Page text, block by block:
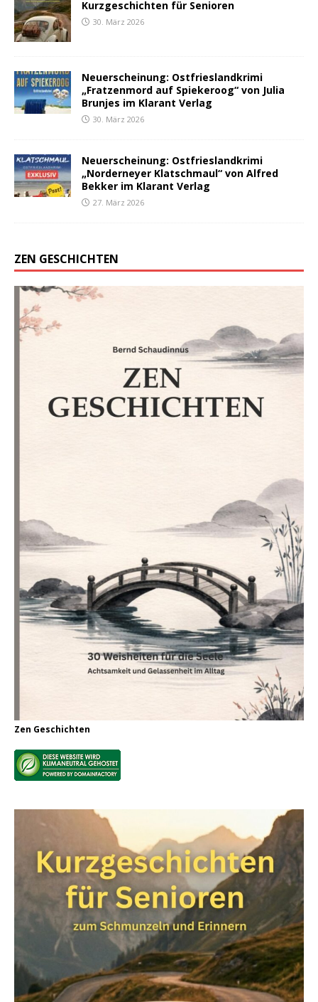
Kurzgeschichten für Senioren
30. März 2026
Neuerscheinung: Ostfrieslandkrimi
„Fratzenmord auf Spiekeroog“ von Julia
Brunjes im Klarant Verlag
30. März 2026
Neuerscheinung: Ostfrieslandkrimi
„Norderneyer Klatschmaul“ von Alfred
Bekker im Klarant Verlag
27. März 2026
ZEN GESCHICHTEN
Zen Geschichten